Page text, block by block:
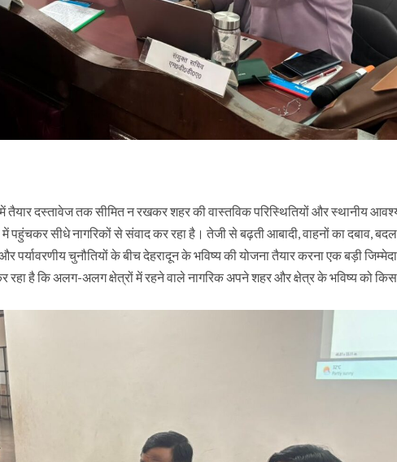
में तैयार दस्तावेज तक सीमित न रखकर शहर की वास्तविक परिस्थितियों और स्थानीय
सीधे नागरिकों से संवाद कर रहा है। तेजी से बढ़ती आबादी, वाहनों का दबाव,
पर्यावरणीय चुनौतियों के बीच देहरादून के भविष्य की योजना तैयार करना एक बड़ी
है कि अलग-अलग क्षेत्रों में रहने वाले नागरिक अपने शहर और क्षेत्र के भविष्य को